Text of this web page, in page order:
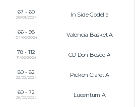
67 - 60
28/01/2024 In Side Godella
66 - 98
04/02/2024 Valencia Basket A
78 - 112
11/02/2024 CD Don Bosco A
80 - 82
22/02/2024 Picken Claret A
60 - 72
25/02/2024 Lucentum A